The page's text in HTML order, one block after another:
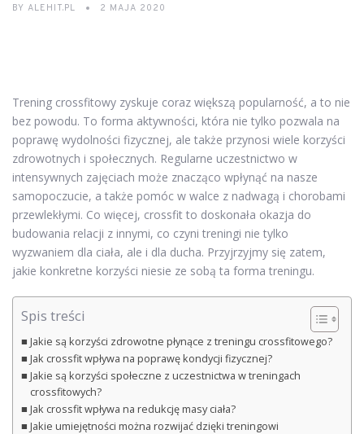
BY ALEHIT.PL 2 MAJA 2020
Trening crossfitowy zyskuje coraz większą popularność, a to nie
bez powodu. To forma aktywności, która nie tylko pozwala na
poprawę wydolności fizycznej, ale także przynosi wiele korzyści
zdrowotnych i społecznych. Regularne uczestnictwo w
intensywnych zajęciach może znacząco wpłynąć na nasze
samopoczucie, a także pomóc w walce z nadwagą i chorobami
przewlekłymi. Co więcej, crossfit to doskonała okazja do
budowania relacji z innymi, co czyni treningi nie tylko
wyzwaniem dla ciała, ale i dla ducha. Przyjrzyjmy się zatem,
jakie konkretne korzyści niesie ze sobą ta forma treningu.
Spis treści
Jakie są korzyści zdrowotne płynące z treningu crossfitowego?
Jak crossfit wpływa na poprawę kondycji fizycznej?
Jakie są korzyści społeczne z uczestnictwa w treningach
crossfitowych?
Jak crossfit wpływa na redukcję masy ciała?
Jakie umiejętności można rozwijać dzięki treningowi